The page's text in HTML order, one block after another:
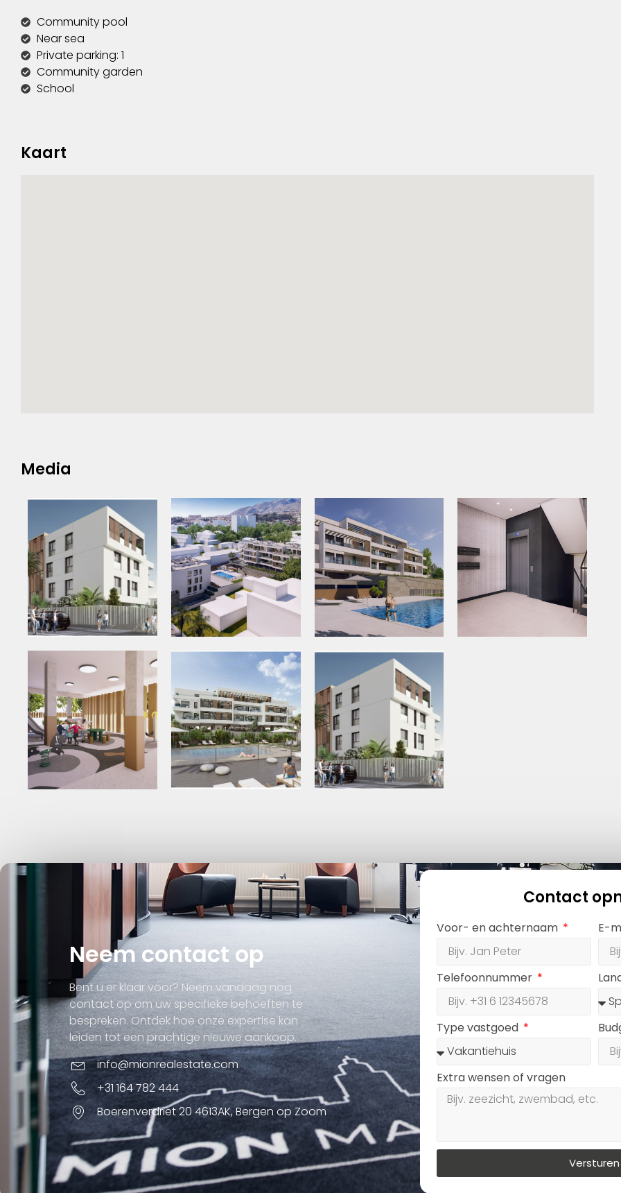
Community pool
Near sea
Private parking: 1
Community garden
School
Kaart
Media
Neem contact op
Bent u er klaar voor? Neem vandaag nog
contact op om uw specifieke behoeften te
bespreken. Ontdek hoe onze expertise kan
leiden tot een prachtige nieuwe aankoop.
info@mionrealestate.com
+31 164 782 444
Boerenverdriet 20 4613AK, Bergen op Zoom
Contact
Voor- en achternaam E-
Telefoonnummer
Type vastgoed
Extra wensen of vragen
Versturen